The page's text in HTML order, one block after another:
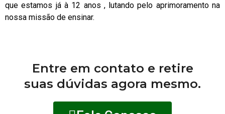
que estamos já à 12 anos , lutando pelo aprimoramento na
nossa missão de ensinar.
Entre em contato e retire
suas dúvidas agora mesmo.